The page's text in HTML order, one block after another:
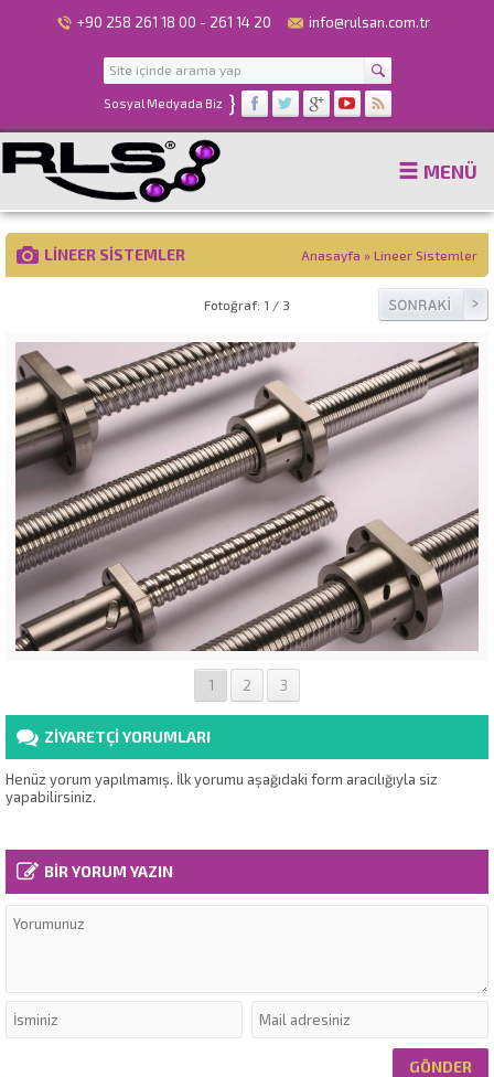
+90 258 261 18 00 - 261 14 20 info@rulsan.com.tr
Sosyal Medyada Biz }
MENÜ
LINEER SISTEMLER Anasayfa » Lineer Sistemler
Fotoğraf: 1 / 3
1 2 3
ZİYARETÇİ YORUMLARI
Henüz yorum yapılmamış. İlk yorumu aşağıdaki form aracılığıyla siz
yapabilirsiniz.
BİR YORUM YAZIN